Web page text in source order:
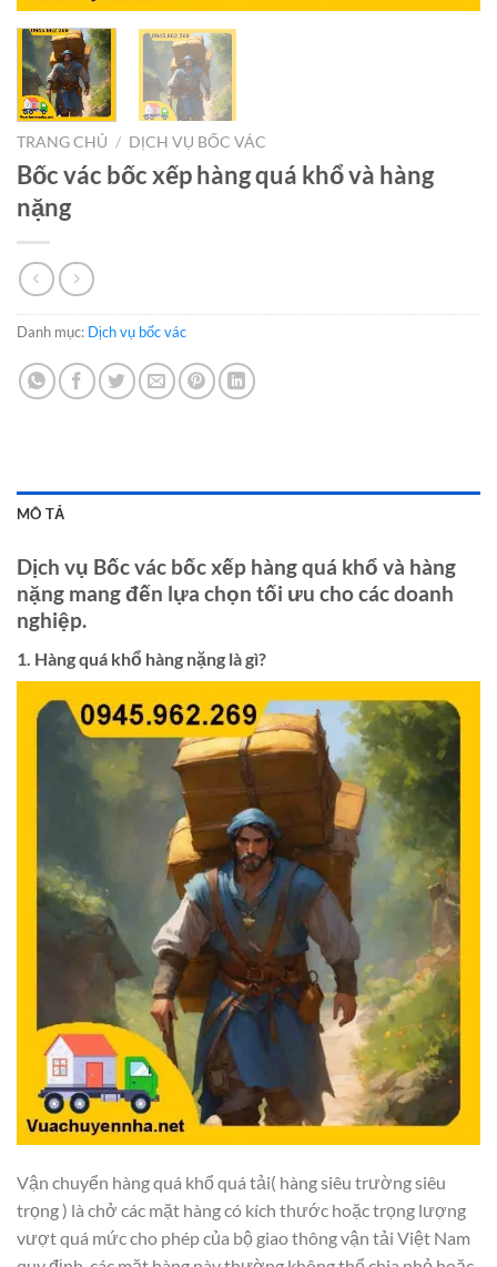
TRANG CHỦ / DỊCH VỤ BỐC VÁC
Bốc vác bốc xếp hàng quá khổ và hàng
nặng
Danh mục: Dịch vụ bốc vác
MÔ TẢ
Dịch vụ Bốc vác bốc xếp hàng quá khổ và hàng
nặng mang đến lựa chọn tối ưu cho các doanh
nghiệp.
1. Hàng quá khổ hàng nặng là gì?
Vận chuyển hàng quá khổ quá tải( hàng siêu trường siêu
trọng ) là chở các mặt hàng có kích thước hoặc trọng lượng
vượt quá mức cho phép của bộ giao thông vận tải Việt Nam